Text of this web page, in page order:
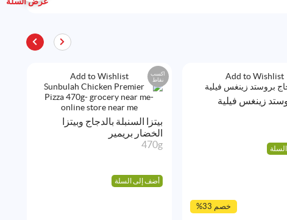
Add to Wishlist
%33 خصم
زينغس فيلية
Add to Wishlist
اكسب
نقاط
بيتزا السنبلة بالدجاج وبيتزا
الخضار بريمير
470g
أضف إلى السلة